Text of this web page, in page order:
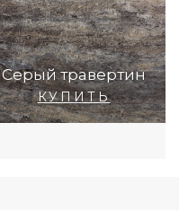
Серый травертин
КУПИТЬ